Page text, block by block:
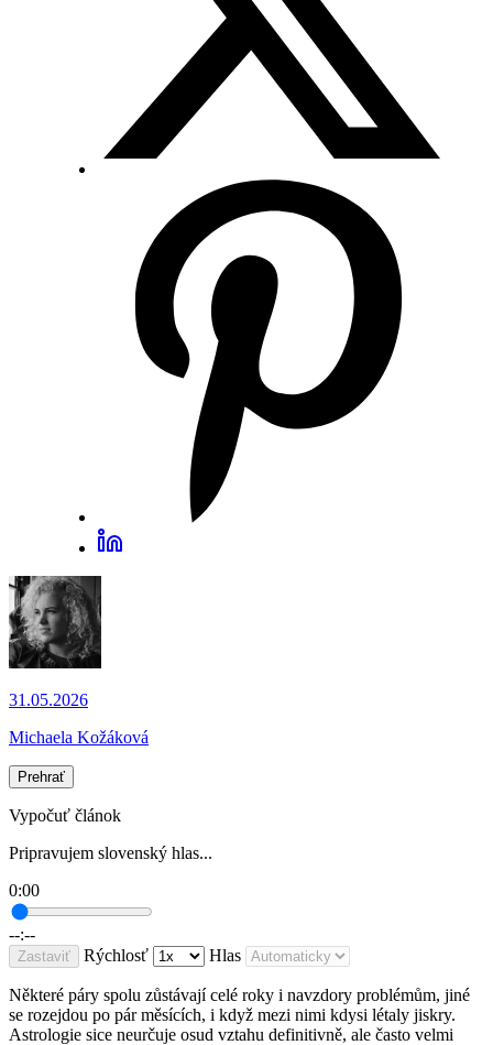
31.05.2026
Michaela Kožáková
Prehrať
Vypočuť článok
Pripravujem slovenský hlas...
0:00
--:--
Zastaviť Rýchlosť Hlas
Některé páry spolu zůstávají celé roky i navzdory problémům, jiné
se rozejdou po pár měsících, i když mezi nimi kdysi létaly jiskry.
Astrologie sice neurčuje osud vztahu definitivně, ale často velmi